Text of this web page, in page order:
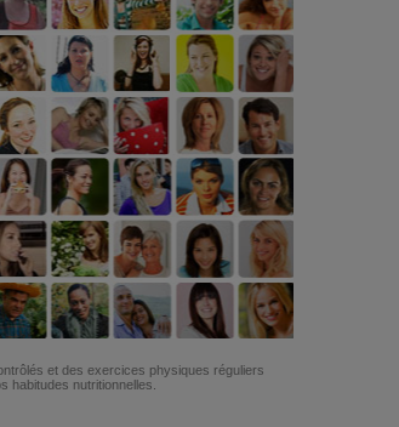
et des exercices physiques réguliers
habitudes nutritionnelles.